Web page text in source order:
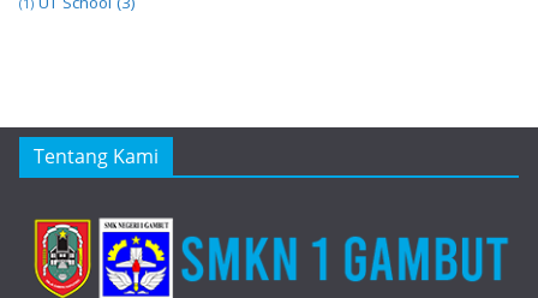
(1)
Tentang Kami